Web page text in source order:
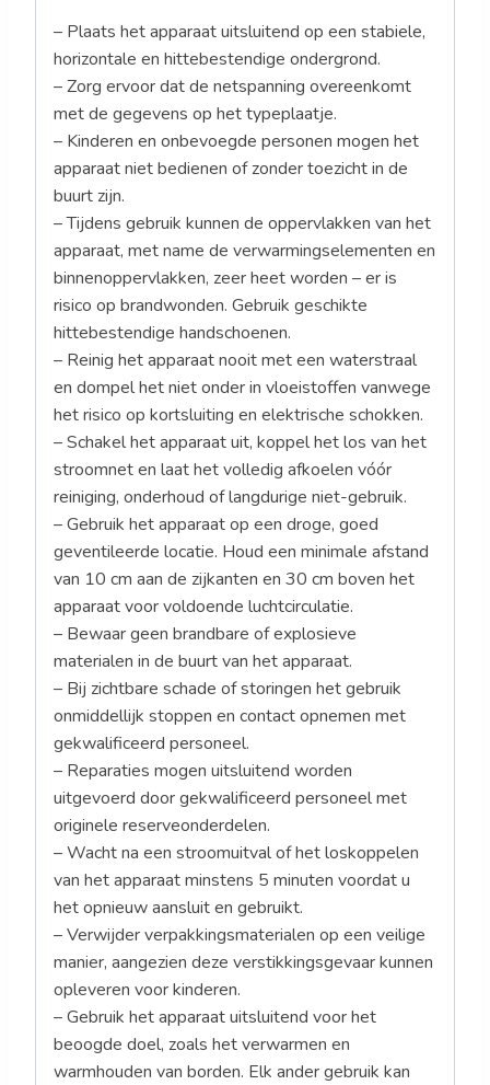
– Plaats het apparaat uitsluitend op een stabiele,
horizontale en hittebestendige ondergrond.
– Zorg ervoor dat de netspanning overeenkomt
met de gegevens op het typeplaatje.
– Kinderen en onbevoegde personen mogen het
apparaat niet bedienen of zonder toezicht in de
buurt zijn.
– Tijdens gebruik kunnen de oppervlakken van het
apparaat, met name de verwarmingselementen en
binnenoppervlakken, zeer heet worden – er is
risico op brandwonden. Gebruik geschikte
hittebestendige handschoenen.
– Reinig het apparaat nooit met een waterstraal
en dompel het niet onder in vloeistoffen vanwege
het risico op kortsluiting en elektrische schokken.
– Schakel het apparaat uit, koppel het los van het
stroomnet en laat het volledig afkoelen vóór
reiniging, onderhoud of langdurige niet-gebruik.
– Gebruik het apparaat op een droge, goed
geventileerde locatie. Houd een minimale afstand
van 10 cm aan de zijkanten en 30 cm boven het
apparaat voor voldoende luchtcirculatie.
– Bewaar geen brandbare of explosieve
materialen in de buurt van het apparaat.
– Bij zichtbare schade of storingen het gebruik
onmiddellijk stoppen en contact opnemen met
gekwalificeerd personeel.
– Reparaties mogen uitsluitend worden
uitgevoerd door gekwalificeerd personeel met
originele reserveonderdelen.
– Wacht na een stroomuitval of het loskoppelen
van het apparaat minstens 5 minuten voordat u
het opnieuw aansluit en gebruikt.
– Verwijder verpakkingsmaterialen op een veilige
manier, aangezien deze verstikkingsgevaar kunnen
opleveren voor kinderen.
– Gebruik het apparaat uitsluitend voor het
beoogde doel, zoals het verwarmen en
warmhouden van borden. Elk ander gebruik kan